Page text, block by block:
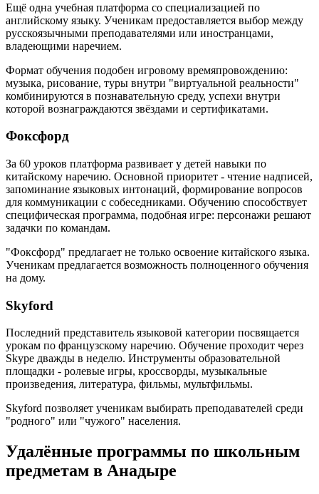
Ещё одна учебная платформа со специализацией по
английскому языку. Ученикам предоставляется выбор между
русскоязычными преподавателями или иностранцами,
владеющими наречием.
Формат обучения подобен игровому времяпровождению:
музыка, рисование, туры внутри "виртуальной реальности"
комбинируются в познавательную среду, успехи внутри
которой вознаграждаются звёздами и сертификатами.
Фоксфорд
За 60 уроков платформа развивает у детей навыки по
китайскому наречию. Основной приоритет - чтение надписей,
запоминание языковых интонаций, формирование вопросов
для коммуникации с собеседниками. Обучению способствует
специфическая программа, подобная игре: персонажи решают
задачки по командам.
"Фоксфорд" предлагает не только освоение китайского языка.
Ученикам предлагается возможность полноценного обучения
на дому.
Skyford
Последний представитель языковой категории посвящается
урокам по французскому наречию. Обучение проходит через
Skype дважды в неделю. Инструменты образовательной
площадки - ролевые игры, кроссворды, музыкальные
произведения, литература, фильмы, мультфильмы.
Skyford позволяет ученикам выбирать преподавателей среди
"родного" или "чужого" населения.
Удалённые программы по школьным
предметам в Анадыре